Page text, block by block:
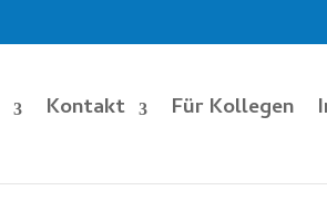
Kontakt Für Kollegen